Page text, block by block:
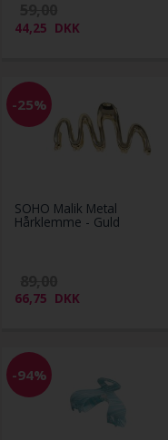
44,25 DKK
-25%
SOHO Malik Metal
Hårklemme - Guld
66,75 DKK
-94%